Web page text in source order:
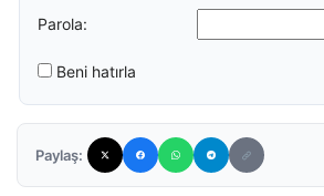
Parola:
Beni hatırla
Paylaş: